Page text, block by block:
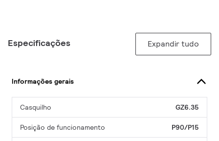
Especificações Expandir tudo
Informações gerais
Casquilho GZ6.35
Posição de funcionamento P90/P15